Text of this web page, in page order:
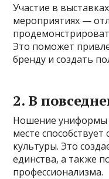
Участие в
мероприятиях —
Это поможет
бренду и создать
2. В
Ношение униформы
месте
культуры. Это
единства, а также
профессионализма.